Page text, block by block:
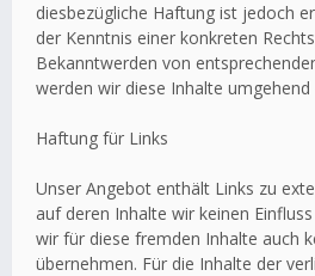
diesbezügliche Haftung ist jedoch
der Kenntnis einer konkreten
Bekanntwerden von
werden wir diese Inhalte
Haftung für Links
Unser Angebot enthält Links zu
auf deren Inhalte wir keinen
wir für diese fremden Inhalte auch
übernehmen. Für die Inhalte der